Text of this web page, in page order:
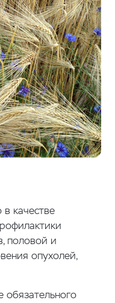
качестве
половой и
опухолей,
обязательного